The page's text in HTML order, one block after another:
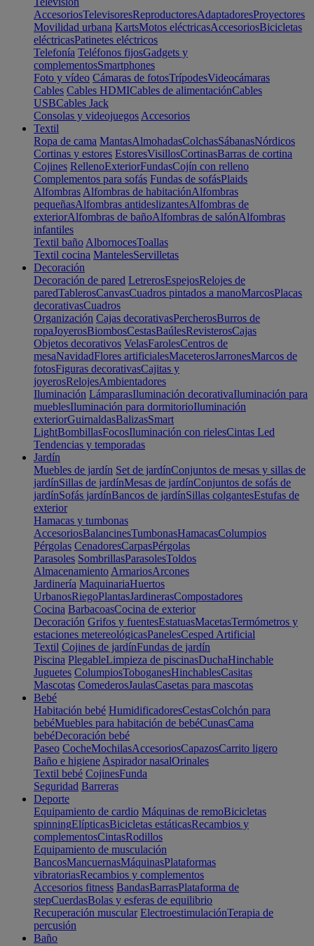
AccesoriosTelevisoresReproductoresAdaptadoresProyectores
Movilidad urbana KartsMotos eléctricasAccesoriosBicicletas
eléctricasPatinetes eléctricos
Telefonía Teléfonos fijosGadgets y
complementosSmartphones
Foto y vídeo Cámaras de fotosTrípodesVideocámaras
Cables Cables HDMICables de alimentaciónCables
USBCables Jack
Consolas y videojuegos Accesorios
Textil
Ropa de cama MantasAlmohadasColchasSábanasNórdicos
Cortinas y estores EstoresVisillosCortinasBarras de cortina
Cojines RellenoExteriorFundasCojín con relleno
Complementos para sofás Fundas de sofásPlaids
Alfombras Alfombras de habitaciónAlfombras
pequeñasAlfombras antideslizantesAlfombras de
exteriorAlfombras de bañoAlfombras de salónAlfombras
infantiles
Textil baño AlbornocesToallas
Textil cocina MantelesServilletas
Decoración
Decoración de pared LetrerosEspejosRelojes de
paredTablerosCanvasCuadros pintados a manoMarcosPlacas
decorativasCuadros
Organización Cajas decorativasPercherosBurros de
ropaJoyerosBiombosCestasBaúlesRevisterosCajas
Objetos decorativos VelasFarolesCentros de
mesaNavidadFlores artificialesMaceterosJarronesMarcos de
fotosFiguras decorativasCajitas y
joyerosRelojesAmbientadores
Iluminación LámparasIluminación decorativaIluminación para
mueblesIluminación para dormitorioIluminación
exteriorGuirnaldasBalizasSmart
LightBombillasFocosIluminación con rielesCintas Led
Tendencias y temporadas
Jardín
Muebles de jardín Set de jardínConjuntos de mesas y sillas de
jardínSillas de jardínMesas de jardínConjuntos de sofás de
jardínSofás jardínBancos de jardínSillas colgantesEstufas de
exterior
Hamacas y tumbonas
AccesoriosBalancinesTumbonasHamacasColumpios
Pérgolas CenadoresCarpasPérgolas
Parasoles SombrillasParasolesToldos
Almacenamiento ArmariosArcones
Jardinería MaquinariaHuertos
UrbanosRiegoPlantasJardinerasCompostadores
Cocina BarbacoasCocina de exterior
Decoración Grifos y fuentesEstatuasMacetasTermómetros y
estaciones metereológicasPanelesCesped Artificial
Textil Cojines de jardínFundas de jardín
Piscina PlegableLimpieza de piscinasDuchaHinchable
Juguetes ColumpiosToboganesHinchablesCasitas
Mascotas ComederosJaulasCasetas para mascotas
Bebé
Habitación bebé HumidificadoresCestasColchón para
bebéMuebles para habitación de bebéCunasCama
bebéDecoración bebé
Paseo CocheMochilasAccesoriosCapazosCarrito ligero
Baño e higiene Aspirador nasalOrinales
Textil bebé CojinesFunda
Seguridad Barreras
Deporte
Equipamiento de cardio Máquinas de remoBicicletas
spinningElípticasBicicletas estáticasRecambios y
complementosCintasRodillos
Equipamiento de musculación
BancosMancuernasMáquinasPlataformas
vibratoriasRecambios y complementos
Accesorios fitness BandasBarrasPlataforma de
stepCuerdasBolas y esferas de equilibrio
Recuperación muscular ElectroestimulaciónTerapia de
percusión
Baño